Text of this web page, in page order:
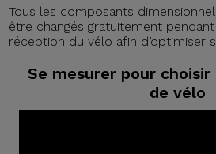
Tous les composants
être changés gratuitement
réception du vélo afin d’optimiser
Se mesurer pour
de vélo